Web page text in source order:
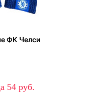
ФК Челси
54